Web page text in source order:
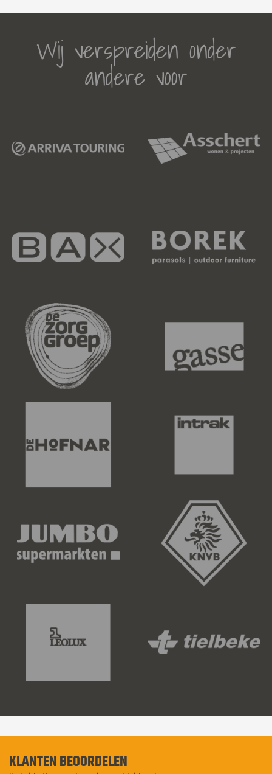
Wij verspreiden onder
andere voor
KLANTEN BEOORDELEN